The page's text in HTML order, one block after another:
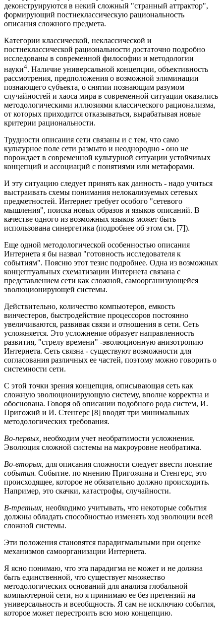
деконструируются в некий сложный "странный аттрактор",
формирующий постнеклассическую рациональность
описания сложного предмета.
Категории классической, неклассической и
постнеклассической рациональности достаточно подробно
исследованы в современной философии и методологии
науки4. Наличие универсальной концепции, объективность
рассмотрения, предположения о возможной элиминации
познающего субъекта, о снятии познающим разумом
случайностей и хаоса мира в современной ситуации оказались
методологическими иллюзиями классического рационализма,
от которых приходится отказываться, вырабатывая новые
критерии рациональности.
Трудности описания сети связаны и с тем, что само
культурное поле сети размыто и неоднородно - оно не
порождает в современной культурной ситуации устойчивых
концепций и ассоциаций с понятиями или метафорами.
И эту ситуацию следует принять как данность - надо учиться
выстраивать схемы понимания нелокализуемых сетевых
предметностей. Интернет требует особого "сетевого
мышления", поиска новых образов и языков описаний. В
качестве одного из возможных языков может быть
использована синергетика (подробнее об этом см. [7]).
Еще одной методологической особенностью описания
Интернета я бы назвал "готовность исследователя к
событиям". Поясню этот тезис подробнее. Одна из возможных
концептуальных схематизации Интернета связана с
представлением сети как сложной, самоорганизующейся
эволюционирующей системы.
Действительно, количество компьютеров, емкость
винчестеров, быстродействие процессоров постоянно
увеличиваются, развивая связи и отношения в сети. Сеть
усложняется. Это усложнение образует направленность
развития, "стрелу времени" -эволюционную анизотропию
Интернета. Сеть связна - существуют возможности для
согласования различных ее частей, поэтому можно говорить о
системности сети.
С этой точки зрения концепция, описывающая сеть как
сложную эволюционирующую систему, вполне корректна и
обоснована. Говоря об описании подобного рода систем, И.
Пригожий и И. Стенгерс [8] вводят три минимальных
методологических требования.
Во-первых, необходим учет необратимости усложнения.
Эволюция сложной системы на макроуровне необратима.
Во-вторых, для описания сложности следует ввести понятие
события. Событие. по мнению Пригожина и Стенгерс, это
происходящее, которое не обязательно должно происходить.
Например, это скачки, катастрофы, случайности.
В-третьих, необходимо учитывать, что некоторые события
должны обладать способностью изменять ход эволюции всей
сложной системы.
Эти положения становятся парадигмальными при оценке
механизмов самоорганизации Интернета.
Я ясно понимаю, что эта парадигма не может и не должна
быть единственной, что существует множество
методологических оснований для анализа глобальной
компьютерной сети, но я принимаю ее без претензий на
универсальность и всеобщность. Я сам не исключаю события,
которое может перестроить всю мою концепцию.